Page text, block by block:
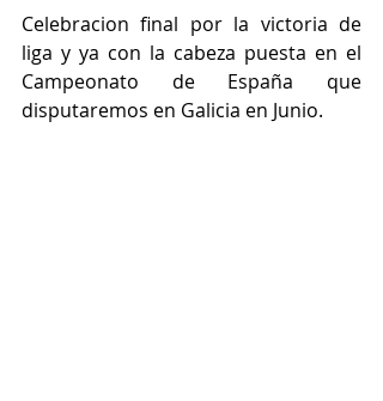
Celebracion final por la victoria de
liga y ya con la cabeza puesta en el
Campeonato de España que
disputaremos en Galicia en Junio.